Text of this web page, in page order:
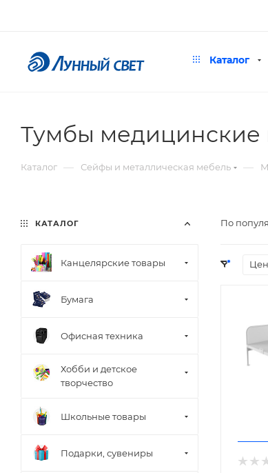
Каталог
Тумбы медицинские
Каталог — Сейфы и металлическая мебель —
По
КАТАЛОГ
Канцелярские товары
Бумага
Офисная техника
Хобби и детское
творчество
Школьные товары
Подарки, сувениры